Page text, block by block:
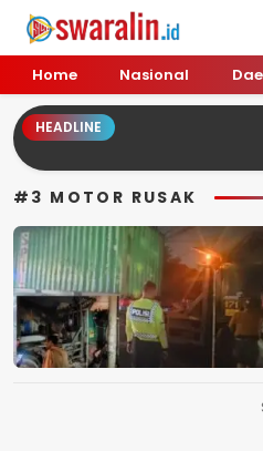
Swara Lin
Independent, Tajam &
Home Nasional
HEADLINE
#3 MOTOR RUSAK